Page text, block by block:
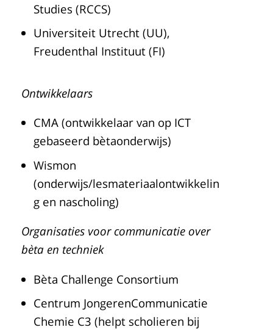
Studies (RCCS)
Universiteit Utrecht (UU),
Freudenthal Instituut (FI)
Ontwikkelaars
CMA (ontwikkelaar van op ICT
gebaseerd bètaonderwijs)
Wismon
(onderwijs/lesmateriaalontwikkelin
g en nascholing)
Organisaties voor communicatie over
bèta en techniek
Bèta Challenge Consortium
Centrum JongerenCommunicatie
Chemie C3 (helpt scholieren bij